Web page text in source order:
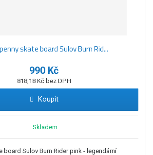
skate board Sulov Burn Rid...
990 Kč
818,18 Kč bez DPH
Koupit
Skladem
board Sulov Burn Rider pink - legendární